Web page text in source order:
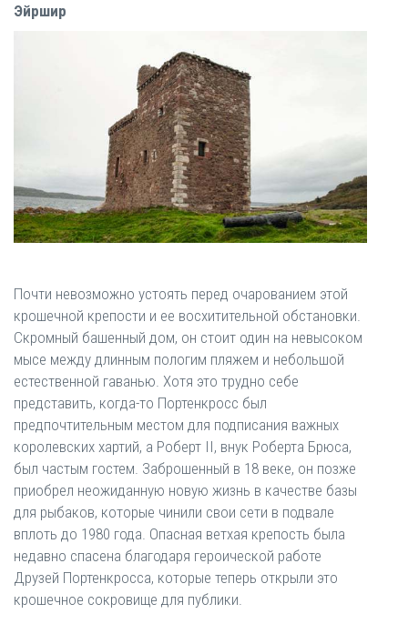
Эйршир
Почти невозможно устоять перед очарованием этой
крошечной крепости и ее восхитительной обстановки.
Скромный башенный дом, он стоит один на невысоком
мысе между длинным пологим пляжем и небольшой
естественной гаванью. Хотя это трудно себе
представить, когда-то Портенкросс был
предпочтительным местом для подписания важных
королевских хартий, а Роберт II, внук Роберта Брюса,
был частым гостем. Заброшенный в 18 веке, он позже
приобрел неожиданную новую жизнь в качестве базы
для рыбаков, которые чинили свои сети в подвале
вплоть до 1980 года. Опасная ветхая крепость была
недавно спасена благодаря героической работе
Друзей Портенкросса, которые теперь открыли это
крошечное сокровище для публики.